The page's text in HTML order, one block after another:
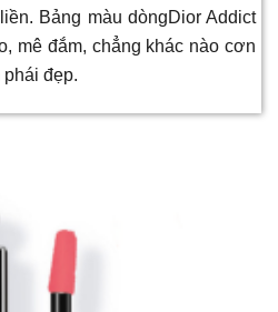
Bảng màu dòngDior Addict
mê đắm, chẳng khác nào cơn
phái đẹp.